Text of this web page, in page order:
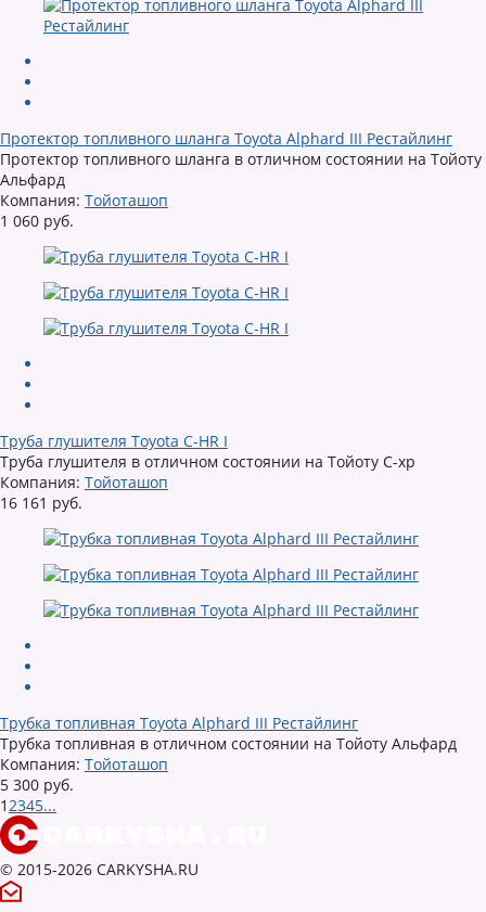
Протектор топливного шланга Toyota Alphard III Рестайлинг
Протектор топливного шланга в отличном состоянии на Тойоту
Альфард
Компания: Тойоташоп
1 060 руб.
Труба глушителя Toyota C-HR I
Труба глушителя в отличном состоянии на Тойоту С-хр
Компания: Тойоташоп
16 161 руб.
Трубка топливная Toyota Alphard III Рестайлинг
Трубка топливная в отличном состоянии на Тойоту Альфард
Компания: Тойоташоп
5 300 руб.
1 2345...
© 2015-2026 CARKYSHA.RU